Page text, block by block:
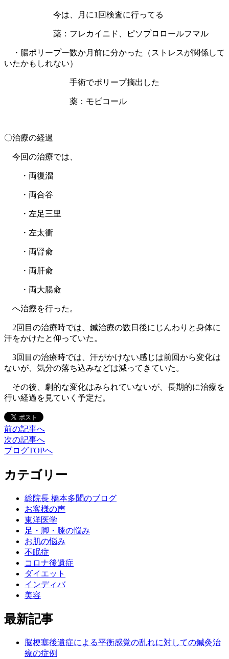
今は、月に1回検査に行ってる
薬：フレカイニド、ピソプロロールフマル
・腸ポリープー数か月前に分かった（ストレスが関係して
いたかもしれない）
手術でポリープ摘出した
薬：モビコール
〇治療の経過
今回の治療では、
・両復溜
・両合谷
・左足三里
・左太衝
・両腎兪
・両肝兪
・両大腸兪
へ治療を行った。
2回目の治療時では、鍼治療の数日後にじんわりと身体に
汗をかけたと仰っていた。
3回目の治療時では、汗がかけない感じは前回から変化は
ないが、気分の落ち込みなどは減ってきていた。
その後、劇的な変化はみられていないが、長期的に治療を
行い経過を見ていく予定だ。
前の記事へ
次の記事へ
ブログTOPへ
カテゴリー
総院長 橋本多聞のブログ
お客様の声
東洋医学
足・脚・膝の悩み
お肌の悩み
不眠症
コロナ後遺症
ダイエット
インディバ
美容
最新記事
脳梗塞後遺症による平衡感覚の乱れに対しての鍼灸治
療の症例